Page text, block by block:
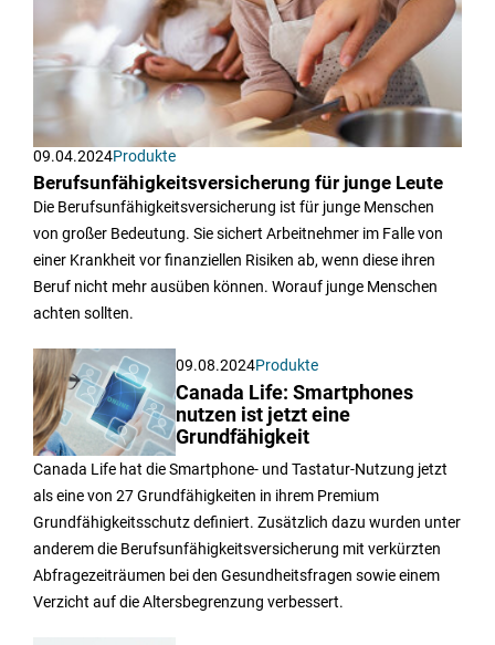
09.04.2024Produkte
Berufsunfähigkeits­versicherung für junge Leute
Die Berufsunfähigkeitsversicherung ist für junge Menschen
von großer Bedeutung. Sie sichert Arbeitnehmer im Falle von
einer Krankheit vor finanziellen Risiken ab, wenn diese ihren
Beruf nicht mehr ausüben können. Worauf junge Menschen
achten sollten.
09.08.2024Produkte
Canada Life: Smartphones
nutzen ist jetzt eine
Grundfähigkeit
Canada Life hat die Smartphone- und Tastatur-Nutzung jetzt
als eine von 27 Grundfähigkeiten in ihrem Premium
Grundfähigkeitsschutz definiert. Zusätzlich dazu wurden unter
anderem die Berufsunfähigkeitsversicherung mit verkürzten
Abfragezeiträumen bei den Gesundheitsfragen sowie einem
Verzicht auf die Altersbegrenzung verbessert.